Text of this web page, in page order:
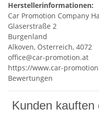
Herstellerinformationen:
Car Promotion Company
Glaserstraße 2
Burgenland
Alkoven, Österreich, 4072
office@car-promotion.at
https://www.car-
Bewertungen
Kunden kauften